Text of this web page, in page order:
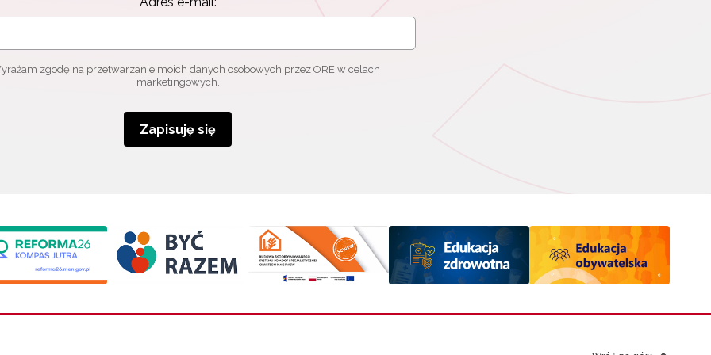
zgodę na przetwarzanie moich danych osobowych przez ORE w celach
marketingowych.
Zapisuję się